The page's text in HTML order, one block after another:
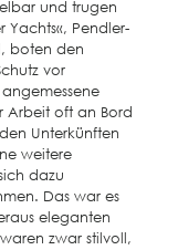
und trugen
Yachts«, Pendler-
boten den
vor
Arbeit oft an Bord
Unterkünften
weitere
dazu
Das war es
eleganten
zwar stilvoll,